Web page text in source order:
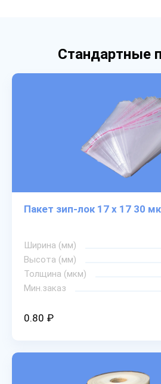
Стандартные
Пакет зип-лок 17 х 17 30
Ширина (мм)
Высота (мм)
Толщина (мкм)
Мин.заказ
0.80 ₽